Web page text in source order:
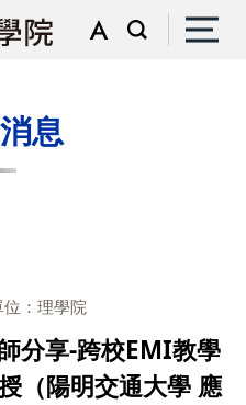
息
：理學院
分享-跨校EMI教學
（陽明交通大學 應